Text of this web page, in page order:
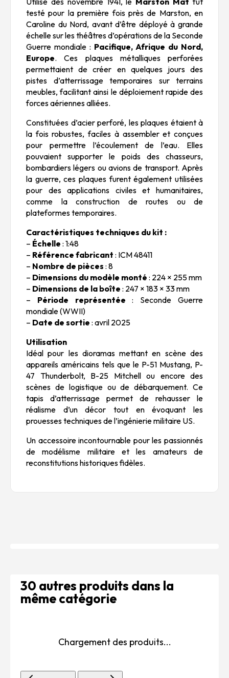
testé pour la première fois près de Marston, en
Caroline du Nord, avant d’être déployé à grande
échelle sur les théâtres d’opérations de la Seconde
Guerre mondiale : Pacifique, Afrique du Nord,
Europe. Ces plaques métalliques perforées
permettaient de créer en quelques jours des
pistes d’atterrissage temporaires sur terrains
meubles, facilitant ainsi le déploiement rapide des
forces aériennes alliées.
Constituées d’acier perforé, les plaques étaient à
la fois robustes, faciles à assembler et conçues
pour permettre l’écoulement de l’eau. Elles
pouvaient supporter le poids des chasseurs,
bombardiers légers ou avions de transport. Après
la guerre, ces plaques furent également utilisées
pour des applications civiles et humanitaires,
comme la construction de routes ou de
plateformes temporaires.
Caractéristiques techniques du kit :
– Échelle : 1:48
– Référence fabricant : ICM 48411
– Nombre de pièces : 8
– Dimensions du modèle monté : 224 × 255 mm
– Dimensions de la boîte : 247 × 183 × 33 mm
– Période représentée : Seconde Guerre
mondiale (WWII)
– Date de sortie : avril 2025
Utilisation
Idéal pour les dioramas mettant en scène des
appareils américains tels que le P-51 Mustang, P-
47 Thunderbolt, B-25 Mitchell ou encore des
scènes de logistique ou de débarquement. Ce
tapis d’atterrissage permet de rehausser le
réalisme d’un décor tout en évoquant les
prouesses techniques de l’ingénierie militaire US.
Un accessoire incontournable pour les passionnés
de modélisme militaire et les amateurs de
reconstitutions historiques fidèles.
30 autres produits dans la
même catégorie
Chargement des produits...